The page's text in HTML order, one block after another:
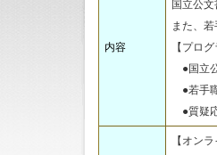
内容
国立公
また、
【プロ
●国立
●若手
●質疑
【オン